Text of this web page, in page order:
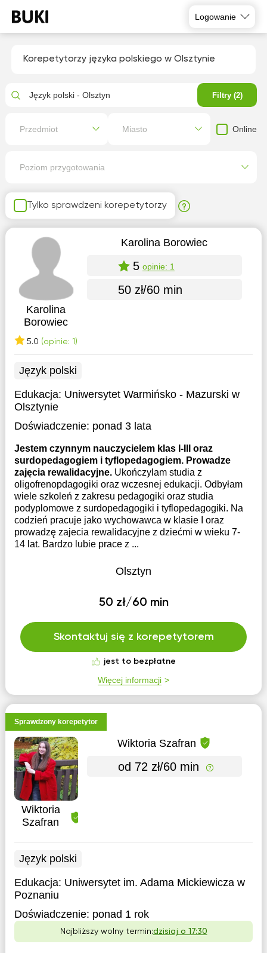
Logowanie
Korepetytorzy języka polskiego w Olsztynie
Tylko sprawdzeni korepetytorzy
Karolina
Borowiec
5.0 (opinie: 1)
Karolina Borowiec
5 opinie: 1
50 zł/60 min
Język polski
Edukacja: Uniwersytet Warmińsko - Mazurski w
Olsztynie
Doświadczenie: ponad 3 lata
Jestem czynnym nauczycielem klas I-III oraz
surdopedagogiem i tyflopedagogiem. Prowadze
zajęcia rewalidacyjne. Ukończylam studia z
oligofrenopdagogiki oraz wczesnej edukacji. Odbyłam
wiele szkoleń z zakresu pedagogiki oraz studia
podyplomowe z surdopedagogiki i tyflopedagogiki. Na
codzień pracuje jako wychowawca w klasie I oraz
prowadzę zajecia rewalidacyjne z dziećmi w wieku 7-
14 lat. Bardzo lubie prace z ...
Olsztyn
50 zł/60 min
Skontaktuj się z korepetytorem
jest to bezpłatne
Więcej informacji
Sprawdzony korepetytor
Wiktoria
Szafran
Wiktoria Szafran
od 72 zł/60 min
Język polski
Edukacja: Uniwersytet im. Adama Mickiewicza w
Poznaniu
Doświadczenie: ponad 1 rok
Najbliższy wolny termin:dzisiaj o 17:30
Język polski - Olsztyn Filtry (2)
Przedmiot Miasto Online
Poziom przygotowania